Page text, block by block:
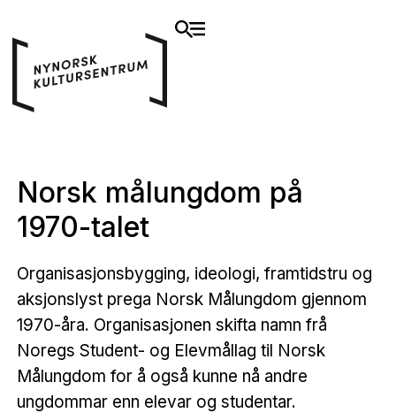
Norsk målungdom på
1970-talet
Organisasjonsbygging, ideologi, framtidstru og
aksjonslyst prega Norsk Målungdom gjennom
1970-åra. Organisasjonen skifta namn frå
Noregs Student- og Elevmållag til Norsk
Målungdom for å også kunne nå andre
ungdommar enn elevar og studentar.